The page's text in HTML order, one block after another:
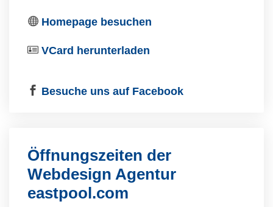
Homepage besuchen
VCard herunterladen
Besuche uns auf Facebook
Öffnungszeiten der
Webdesign Agentur
eastpool.com